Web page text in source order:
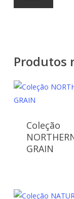
Produtos
Coleção
GRAIN